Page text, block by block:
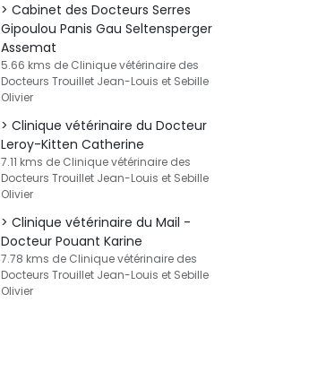
Cabinet des Docteurs Serres
Gipoulou Panis Gau Seltensperger
Assemat
5.66 kms de Clinique vétérinaire des
Docteurs Trouillet Jean-Louis et Sebille
Olivier
Clinique vétérinaire du Docteur
Leroy-Kitten Catherine
7.11 kms de Clinique vétérinaire des
Docteurs Trouillet Jean-Louis et Sebille
Olivier
Clinique vétérinaire du Mail -
Docteur Pouant Karine
7.78 kms de Clinique vétérinaire des
Docteurs Trouillet Jean-Louis et Sebille
Olivier